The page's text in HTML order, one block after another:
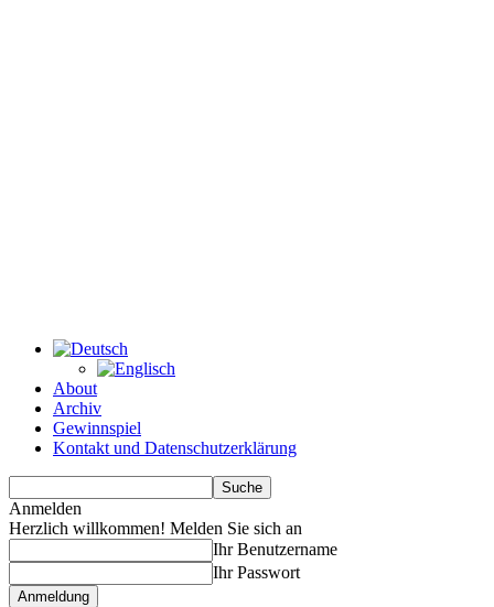
About
Archiv
Gewinnspiel
Kontakt und Datenschutzerklärung
Anmelden
Herzlich willkommen! Melden Sie sich an
Ihr Benutzername
Ihr Passwort